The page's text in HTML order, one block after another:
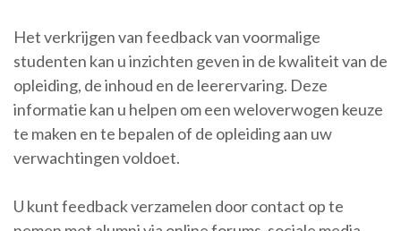
Het verkrijgen van feedback van voormalige
studenten kan u inzichten geven in de kwaliteit van de
opleiding, de inhoud en de leerervaring. Deze
informatie kan u helpen om een weloverwogen keuze
te maken en te bepalen of de opleiding aan uw
verwachtingen voldoet.
U kunt feedback verzamelen door contact op te